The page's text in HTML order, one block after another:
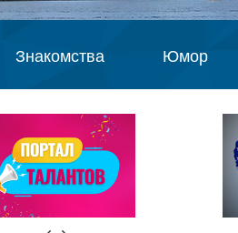
Знакомства Юмор